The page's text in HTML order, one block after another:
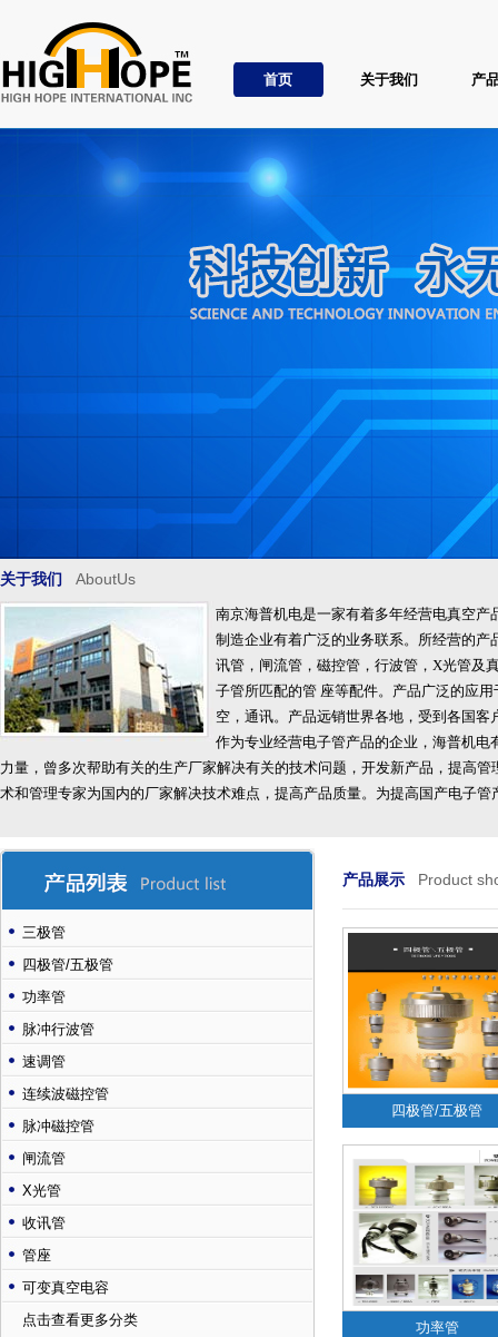
首页 关于我们 产
关于我们 AboutUs
南京海普机电是一家有着多年经营电真空
制造企业有着广泛的业务联系。所经营的
讯管，闸流管，磁控管，行波管，X光管及
子管所匹配的管 座等配件。产品广泛的应
空，通讯。产品远销世界各地，受到各国客
作为专业经营电子管产品的企业，海普机
力量，曾多次帮助有关的生产厂家解决有关的技术问题，开发新产品，提高
术和管理专家为国内的厂家解决技术难点，提高产品质量。为提高国产电子管
三极管
四极管/五极管
功率管
脉冲行波管
速调管
连续波磁控管
脉冲磁控管
闸流管
X光管
收讯管
管座
可变真空电容
点击查看更多分类
产品展示 Product
四极管/五极管
功率管